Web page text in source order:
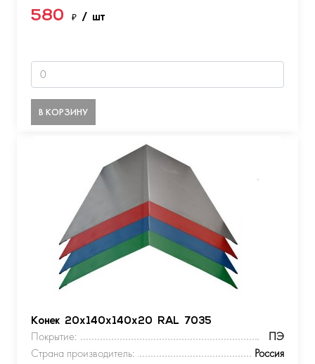
580 ₽ / шт
В КОРЗИНУ
Конек 20х140х140х20 RAL 7035
Покрытие:
ПЭ
Страна производитель:
Россия